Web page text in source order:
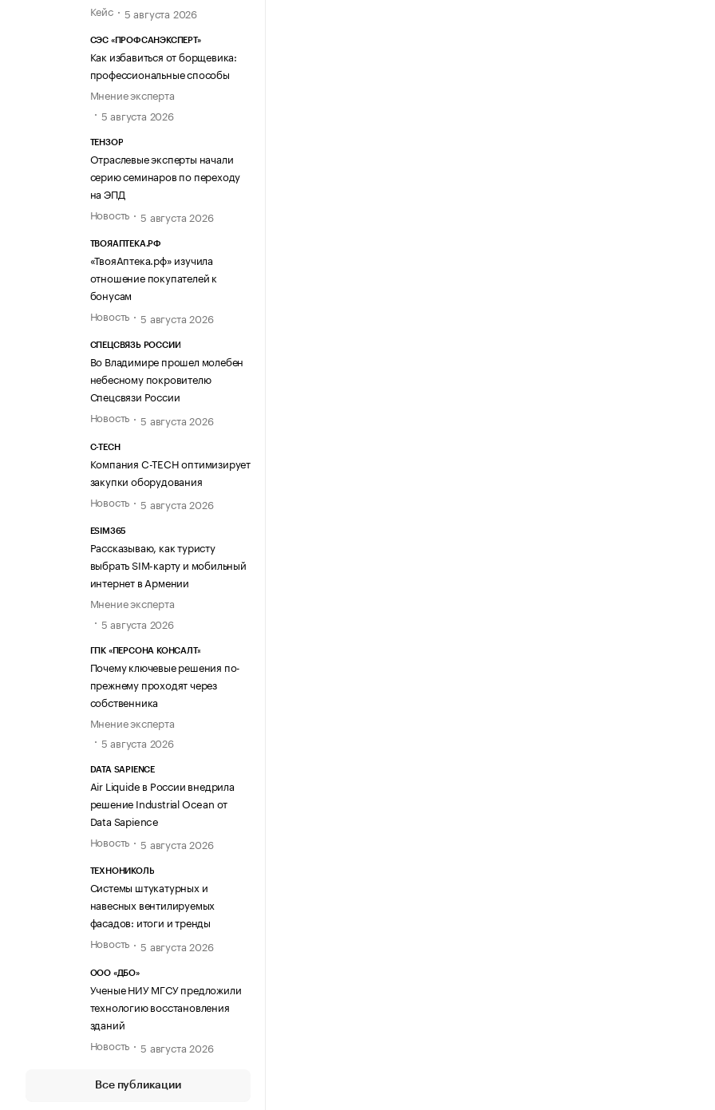
Кейс
5 августа 2026
СЭС «ПРОФСАНЭКСПЕРТ»
Как избавиться от борщевика:
профессиональные способы
Мнение эксперта
5 августа 2026
ТЕНЗОР
Отраслевые эксперты начали
серию семинаров по переходу
на ЭПД
Новость
5 августа 2026
ТВОЯАПТЕКА.РФ
«ТвояАптека.рф» изучила
отношение покупателей к
бонусам
Новость
5 августа 2026
СПЕЦСВЯЗЬ РОССИИ
Во Владимире прошел молебен
небесному покровителю
Спецсвязи России
Новость
5 августа 2026
C-TECH
Компания C-TECH оптимизирует
закупки оборудования
Новость
5 августа 2026
ESIM365
Рассказываю, как туристу
выбрать SIM-карту и мобильный
интернет в Армении
Мнение эксперта
5 августа 2026
ГПК «ПЕРСОНА КОНСАЛТ»
Почему ключевые решения по-
прежнему проходят через
собственника
Мнение эксперта
5 августа 2026
DATA SAPIENCE
Air Liquide в России внедрила
решение Industrial Ocean от
Data Sapience
Новость
5 августа 2026
ТЕХНОНИКОЛЬ
Системы штукатурных и
навесных вентилируемых
фасадов: итоги и тренды
Новость
5 августа 2026
ООО «ДБО»
Ученые НИУ МГСУ предложили
технологию восстановления
зданий
Новость
5 августа 2026
Все публикации